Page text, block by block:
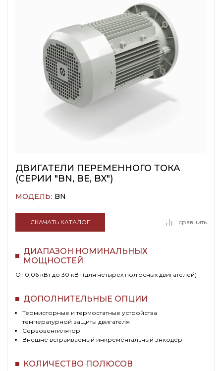
ДВИГАТЕЛИ ПЕРЕМЕННОГО ТОКА
(СЕРИИ "BN, BE, BX")
МОДЕЛЬ: BN
СКАЧАТЬ КАТАЛОГ сравнить
ДИАПАЗОН НОМИНАЛЬНЫХ
МОЩНОСТЕЙ
От 0,06 кВт до 30 кВт (для четырех полюсных двигателей)
ДОПОЛНИТЕЛЬНЫЕ ОПЦИИ
Термисторные и термостатные устройства
температурной защиты двигателя
Cервовентилятор
Внешне встраиваемый инкрементальный энкодер
КОЛИЧЕСТВО ПОЛЮСОВ